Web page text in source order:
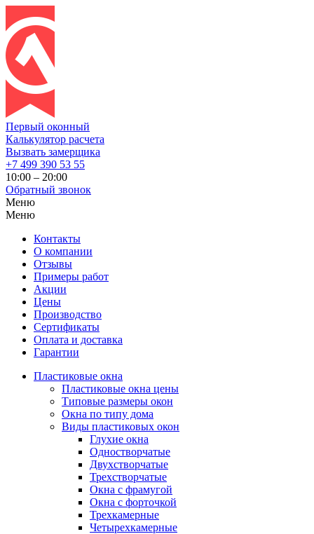
Первый оконный
Калькулятор расчета
Вызвать замерщика
+7 499 390 53 55
10:00 – 20:00
Обратный звонок
Меню
Меню
Контакты
О компании
Отзывы
Примеры работ
Акции
Цены
Производство
Сертификаты
Оплата и доставка
Гарантии
Пластиковые окна
Пластиковые окна цены
Типовые размеры окон
Окна по типу дома
Виды пластиковых окон
Глухие окна
Одностворчатые
Двухстворчатые
Трехстворчатые
Окна с фрамугой
Окна с форточкой
Трехкамерные
Четырехкамерные